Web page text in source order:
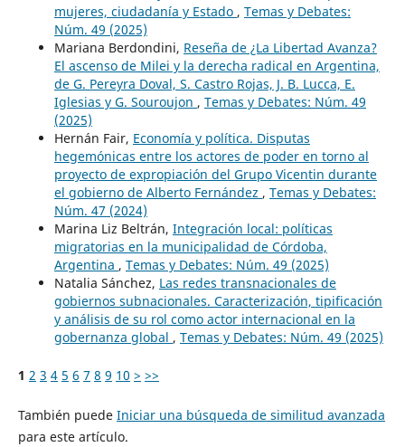
mujeres, ciudadanía y Estado , Temas y Debates:
Núm. 49 (2025)
Mariana Berdondini, Reseña de ¿La Libertad Avanza?
El ascenso de Milei y la derecha radical en Argentina,
de G. Pereyra Doval, S. Castro Rojas, J. B. Lucca, E.
Iglesias y G. Souroujon , Temas y Debates: Núm. 49
(2025)
Hernán Fair, Economía y política. Disputas
hegemónicas entre los actores de poder en torno al
proyecto de expropiación del Grupo Vicentin durante
el gobierno de Alberto Fernández , Temas y Debates:
Núm. 47 (2024)
Marina Liz Beltrán, Integración local: políticas
migratorias en la municipalidad de Córdoba,
Argentina , Temas y Debates: Núm. 49 (2025)
Natalia Sánchez, Las redes transnacionales de
gobiernos subnacionales. Caracterización, tipificación
y análisis de su rol como actor internacional en la
gobernanza global , Temas y Debates: Núm. 49 (2025)
1 2 3 4 5 6 7 8 9 10 > >>
También puede Iniciar una búsqueda de similitud avanzada
para este artículo.